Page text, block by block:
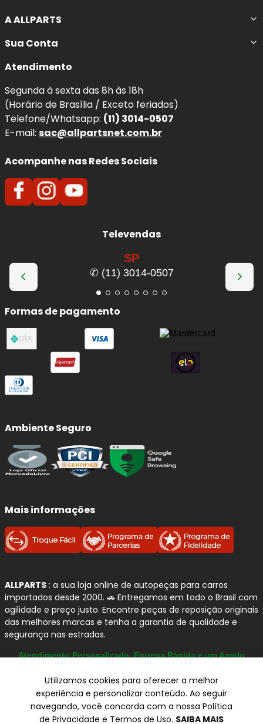
A ALLPARTS
Sua Conta
Atendimento
Segunda à sexta das 8h às 18h
(Horário de Brasília / Exceto feriados)
Telefone/Whatsapp: (11) 3014-0507
E-mail: sac@allpartsnet.com.br
Acompanhe nas Redes Sociais
Televendas
SP
✆ (11) 3014-0507
Formas de pagamento
Ambiente Seguro
Mais informações
ALLPARTS : a sua loja online de autopeças para carros
importados desde 2000. 🚗 Entregamos em todo o Brasil com
agilidade e preço justo. Encontre peças de reposição originais
das melhores marcas e tenha a garantia de qualidade e
segurança nas estradas.
Atendimento Personalizado, Entrega Rápida e um Amplo
© Copyright 2000-2026
Utilizamos cookies para oferecer a melhor
experiência e personalizar conteúdo. Ao seguir
navegando, você concorda com a nossa Política
de Privacidade e Termos de Uso. SAIBA MAIS